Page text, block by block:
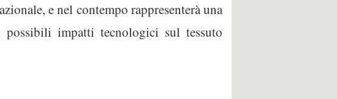
e nel contempo rappresenterà una
impatti tecnologici sul tessuto